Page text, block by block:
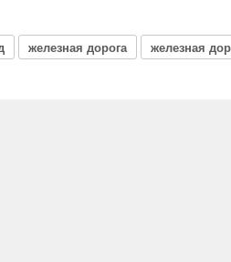
железная дорога железная